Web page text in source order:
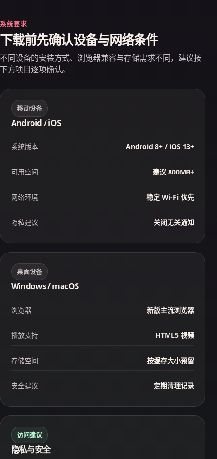
系统要求
下载前先确认设备与网络条件
不同设备的安装方式、浏览器兼容与存储需求不同，建议按
下方项目逐项确认。
移动设备
Android / iOS
系统版本 Android 8+ / iOS 13+
可用空间 建议 800MB+
网络环境 稳定 Wi‑Fi 优先
隐私建议 关闭无关通知
桌面设备
Windows / macOS
浏览器 新版主流浏览器
播放支持 HTML5 视频
存储空间 按缓存大小预留
安全建议 定期清理记录
访问建议
隐私与安全